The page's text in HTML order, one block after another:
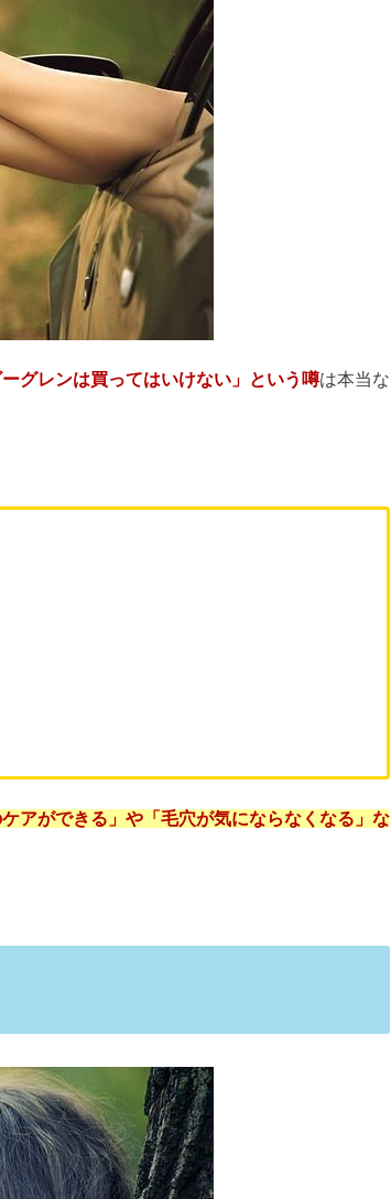
＆すごい不思議な効果
？マツコ会議で話題
れやすい評判も
退職の理由【料金】
は？
や40代はNGって本当？
ジや時代遅れの評判は本当？
査してみた
？
ミは？
問
？
グレンは買ってはいけない」という噂は本当な